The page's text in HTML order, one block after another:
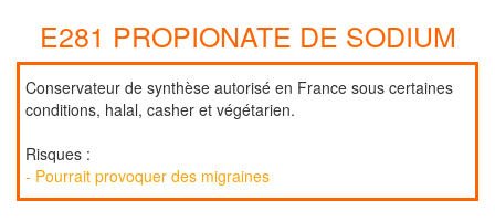
E281 PROPIONATE DE SODIUM
Conservateur de synthèse autorisé en France sous certaines
conditions, halal, casher et végétarien.
Risques :
- Pourrait provoquer des migraines